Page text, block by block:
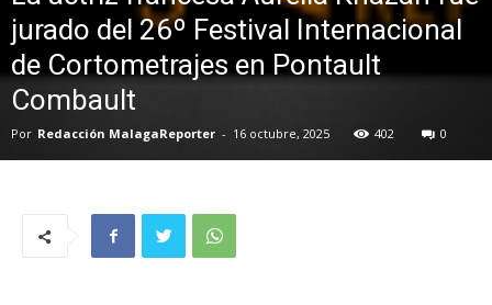
jurado del 26º Festival Internacional
de Cortometrajes en Pontault
Combault
Por Redacción MalagaReporter - 16 octubre, 2025 402 0